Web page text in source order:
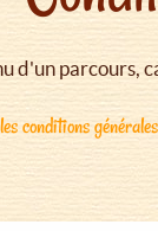
d'un parcours,
conditions